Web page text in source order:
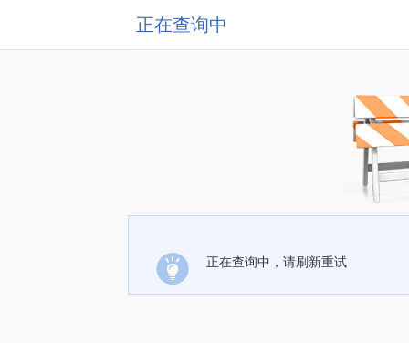
正在查询中
正在查询中，请刷新重试